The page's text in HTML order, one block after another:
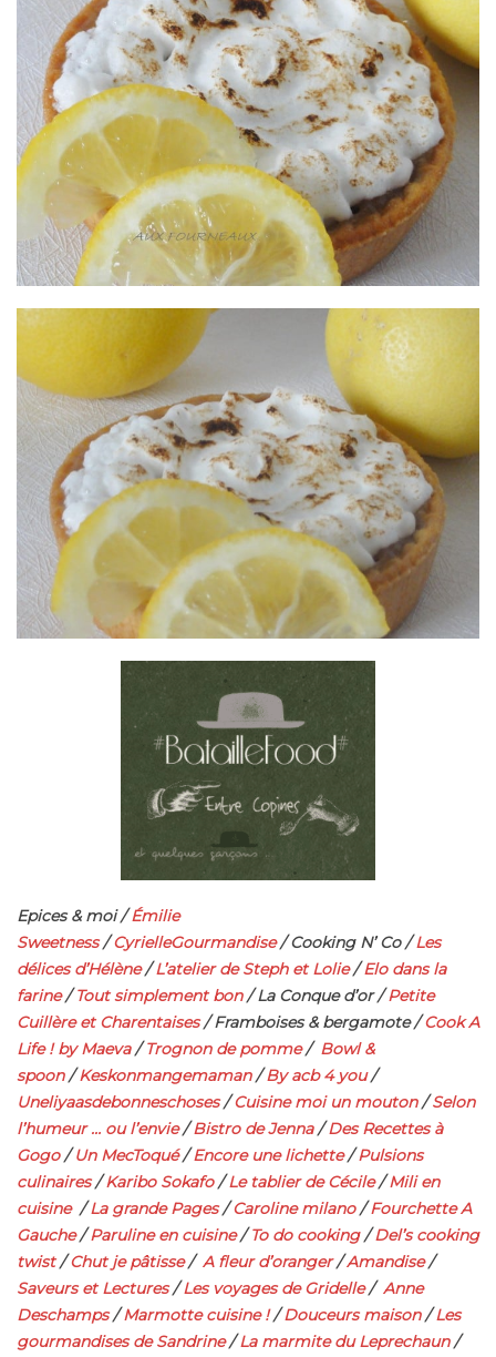
Epices & moi /Émilie
Sweetness/CyrielleGourmandise/ Cooking N’ Co /Les
délices d’Hélène/L’atelier de Steph et Lolie/Elo dans la
farine/Tout simplement bon/ La Conque d’or /Petite
Cuillère et Charentaises/ Framboises & bergamote /Cook A
Life ! by Maeva/Trognon de pomme/ Bowl &
spoon/Keskonmangemaman/By acb 4 you/
Uneliyaasdebonneschoses/Cuisine moi un mouton/Selon
l’humeur … ou l’envie/Bistro de Jenna/Des Recettes à
Gogo/Un MecToqué/Encore une lichette/Pulsions
culinaires/Karibo Sokafo/Le tablier de Cécile/Mili en
cuisine/La grande Pages/Caroline milano/Fourchette A
Gauche/Paruline en cuisine/To do cooking/Del’s cooking
twist/Chut je pâtisse/ A fleur d’oranger/Amandise/
Saveurs et Lectures/Les voyages de Gridelle/ Anne
Deschamps/Marmotte cuisine !/Douceurs maison/Les
gourmandises de Sandrine/La marmite du Leprechaun/